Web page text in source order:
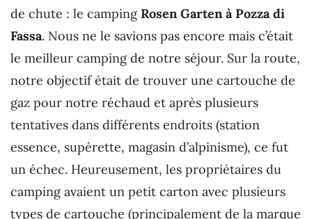
de chute : le camping Rosen Garten à Pozza di
Fassa. Nous ne le savions pas encore mais c’était
le meilleur camping de notre séjour. Sur la route,
notre objectif était de trouver une cartouche de
gaz pour notre réchaud et après plusieurs
tentatives dans différents endroits (station
essence, supérette, magasin d’alpinisme), ce fut
un échec. Heureusement, les propriétaires du
camping avaient un petit carton avec plusieurs
types de cartouche (principalement de la marque